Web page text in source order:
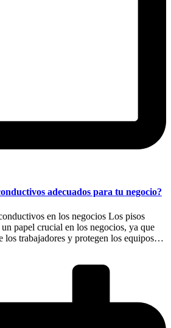
adecuados para tu negocio?
en los negocios Los pisos
papel crucial en los negocios, ya que
los trabajadores y protegen los equipos…